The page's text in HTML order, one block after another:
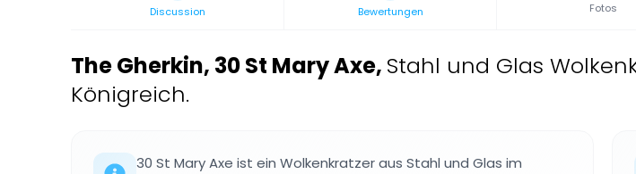
Discussion Bewertungen Fotos
The Gherkin, 30 St Mary Axe, Stahl und Glas
Königreich.
30 St Mary Axe ist ein Wolkenkratzer aus Stahl und Glas im